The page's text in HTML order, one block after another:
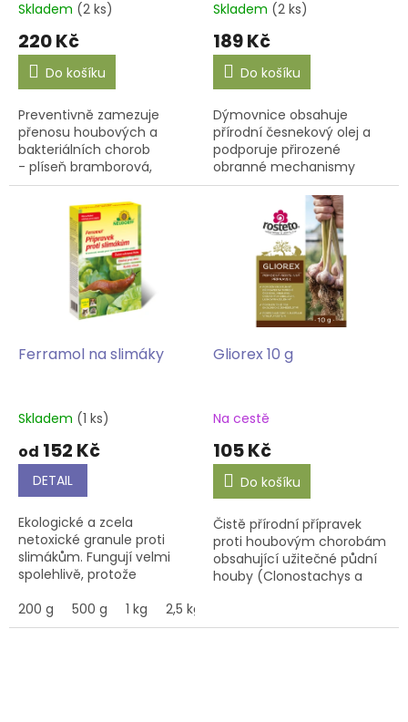
Skladem (2 ks)
220 Kč
Do košíku
Preventivně zamezuje
přenosu houbových a
bakteriálních chorob
- plíseň bramborová,
okurková, šedá a další
druhy plísní, strupovitost a
bakteriální choroby.
Vhodná pro...
Skladem (2 ks)
189 Kč
Do košíku
Dýmovnice obsahuje
přírodní česnekový olej a
podporuje přirozené
obranné mechanismy
rostlin, hlavně proti molicím
a mšicím. Vyžene škodlivý
hmyz ze skleníků, foliovníků
Ferramol na slimáky
Skladem (1 ks)
od 152 Kč
DETAIL
Ekologické a zcela
netoxické granule proti
slimákům. Fungují velmi
spolehlivě, protože
jim přednost před
zeleninou a dalšími
200 g 500 g 1 kg 2,5 kg
Gliorex 10 g
Na cestě
105 Kč
Do košíku
Čistě přírodní přípravek
proti houbovým chorobám
obsahující užitečné půdní
houby (Clonostachys a
škodlivé houbové